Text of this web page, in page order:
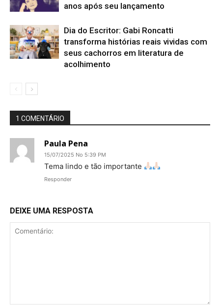
anos após seu lançamento
Dia do Escritor: Gabi Roncatti
transforma histórias reais vividas com
seus cachorros em literatura de
acolhimento
1 COMENTÁRIO
Paula Pena
15/07/2025 No 5:39 PM
Tema lindo e tão importante
Responder
DEIXE UMA RESPOSTA